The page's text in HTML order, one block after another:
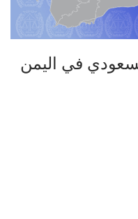
في اليمن